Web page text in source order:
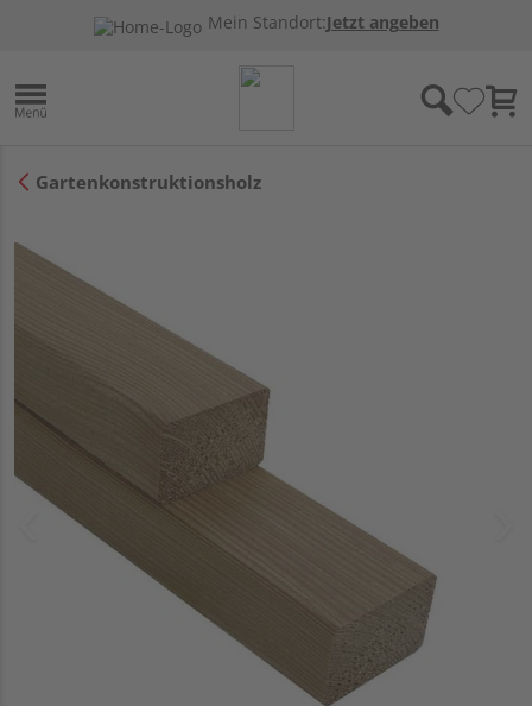
Mein Standort:Jetzt angeben
Gartenkonstruktionsholz